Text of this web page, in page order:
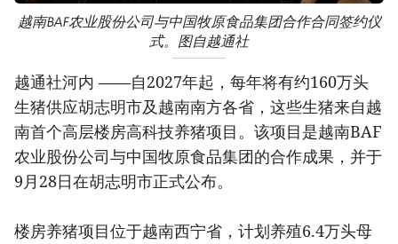
越南BAF农业股份公司与中国牧原食品集团合作合同签约仪
式。图自越通社
越通社河内 ——自2027年起，每年将有约160万头
生猪供应胡志明市及越南南方各省，这些生猪来自越
南首个高层楼房高科技养猪项目。该项目是越南BAF
农业股份公司与中国牧原食品集团的合作成果，并于
9月28日在胡志明市正式公布。
楼房养猪项目位于越南西宁省，计划养殖6.4万头母